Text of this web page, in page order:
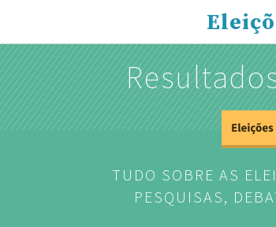
TUDO SOBRE AS
PESQUISAS,